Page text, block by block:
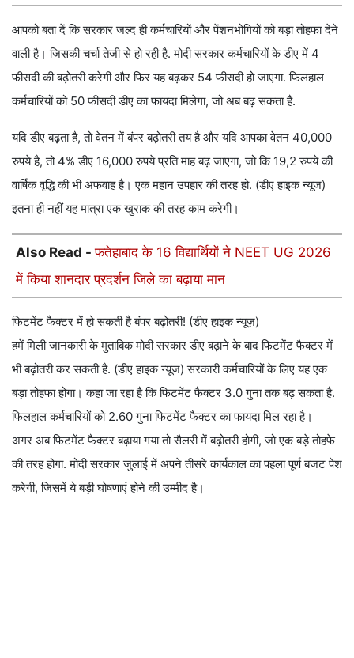
आपको बता दें कि सरकार जल्द ही कर्मचारियों और पेंशनभोगियों को बड़ा तोहफा देने
वाली है। जिसकी चर्चा तेजी से हो रही है. मोदी सरकार कर्मचारियों के डीए में 4
फीसदी की बढ़ोतरी करेगी और फिर यह बढ़कर 54 फीसदी हो जाएगा. फिलहाल
कर्मचारियों को 50 फीसदी डीए का फायदा मिलेगा, जो अब बढ़ सकता है.
यदि डीए बढ़ता है, तो वेतन में बंपर बढ़ोतरी तय है और यदि आपका वेतन 40,000
रुपये है, तो 4% डीए 16,000 रुपये प्रति माह बढ़ जाएगा, जो कि 19,2 रुपये की
वार्षिक वृद्धि की भी अफवाह है। एक महान उपहार की तरह हो. (डीए हाइक न्यूज)
इतना ही नहीं यह मात्रा एक खुराक की तरह काम करेगी।
Also Read -फतेहाबाद के 16 विद्यार्थियों ने NEET UG 2026
में किया शानदार प्रदर्शन जिले का बढ़ाया मान
फिटमेंट फैक्टर में हो सकती है बंपर बढ़ोतरी! (डीए हाइक न्यूज़)
हमें मिली जानकारी के मुताबिक मोदी सरकार डीए बढ़ाने के बाद फिटमेंट फैक्टर में
भी बढ़ोतरी कर सकती है. (डीए हाइक न्यूज) सरकारी कर्मचारियों के लिए यह एक
बड़ा तोहफा होगा। कहा जा रहा है कि फिटमेंट फैक्टर 3.0 गुना तक बढ़ सकता है.
फिलहाल कर्मचारियों को 2.60 गुना फिटमेंट फैक्टर का फायदा मिल रहा है।
अगर अब फिटमेंट फैक्टर बढ़ाया गया तो सैलरी में बढ़ोतरी होगी, जो एक बड़े तोहफे
की तरह होगा. मोदी सरकार जुलाई में अपने तीसरे कार्यकाल का पहला पूर्ण बजट पेश
करेगी, जिसमें ये बड़ी घोषणाएं होने की उम्मीद है।